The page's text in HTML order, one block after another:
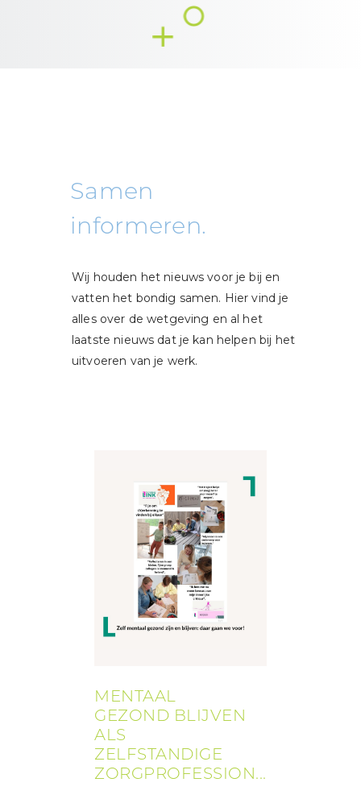
Samen
informeren.
Wij houden het nieuws voor je bij en
vatten het bondig samen. Hier vind je
alles over de wetgeving en al het
laatste nieuws dat je kan helpen bij het
uitvoeren van je werk.
MENTAAL
GEZOND BLIJVEN
ALS
ZELFSTANDIGE
ZORGPROFESSION...